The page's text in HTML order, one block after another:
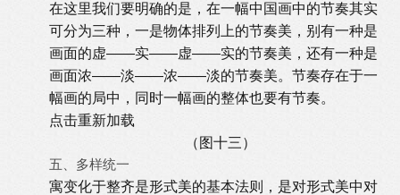
在这里我们要明确的是，在一幅中国画中的节奏其实
可分为三种，一是物体排列上的节奏美，别有一种是
画面的虚——实——虚——实的节奏美，还有一种是
画面浓——淡——浓——淡的节奏美。节奏存在于一
幅画的局中，同时一幅画的整体也要有节奏。
点击重新加载
（图十三）
五、多样统一
寓变化于整齐是形式美的基本法则，是对形式美中对